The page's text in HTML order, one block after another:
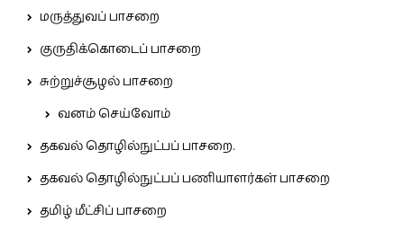
மருத்துவப் பாசறை
குருதிக்கொடைப் பாசறை
சுற்றுச்சூழல் பாசறை
வனம் செய்வோம்
தகவல் தொழில்நுட்பப் பாசறை.
தகவல் தொழில்நுட்பப் பணியாளர்கள் பாசறை
தமிழ் மீட்சிப் பாசறை